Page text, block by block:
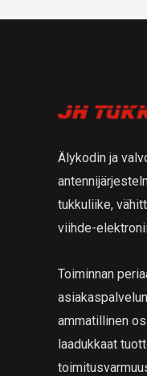
Älykodin ja
tukkuliike,
viihde-
Toiminnan
ammatillinen
laadukkaat